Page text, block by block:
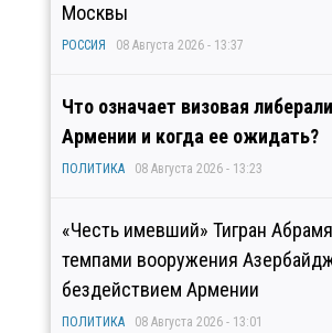
Москвы
РОССИЯ 08 Августа 2026 - 13:37
Что означает визовая
Армении и когда ее ожидать?
ПОЛИТИКА 08 Августа 2026 - 13:23
«Честь имевший» Тигран
темпами вооружения
бездействием Армении
ПОЛИТИКА 08 Августа 2026 - 13:01